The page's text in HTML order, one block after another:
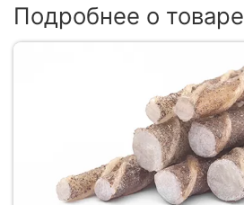
Подробнее о товаре